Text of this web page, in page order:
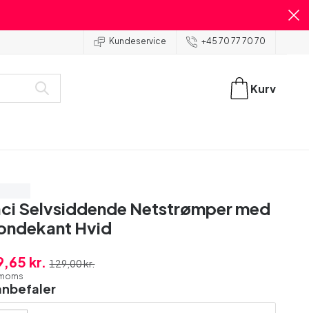
Kundeservice +45 70 77 70 70
Kurv
Selvsiddende Netstrømper med
Hvid
kr. 129,00 kr.